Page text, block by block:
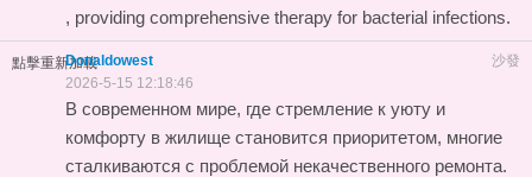
, providing comprehensive therapy for bacterial infections.
點擊重新加載 沙發
Donaldowest
2026-5-15 12:18:46
В современном мире, где стремление к уюту и
комфорту в жилище становится приоритетом, многие
сталкиваются с проблемой некачественного ремонта.